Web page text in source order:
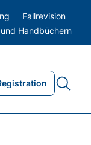
Fallrevision
Handbüchern